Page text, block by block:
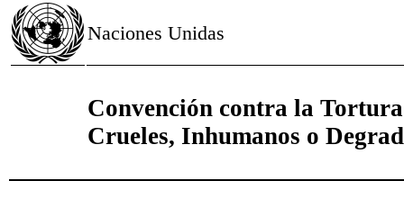
Naciones Unidas
Convención contra la
Crueles, Inhumanos o